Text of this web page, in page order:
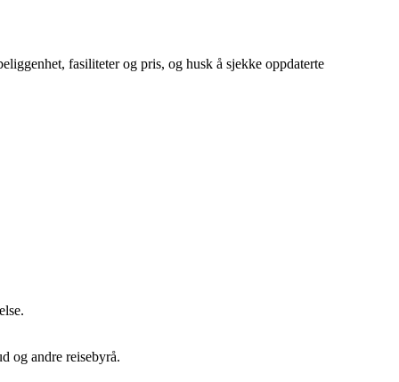
fasiliteter og pris, og husk å sjekke oppdaterte
og andre reisebyrå.